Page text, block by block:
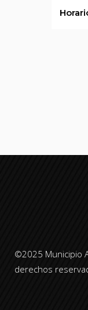
©2025 Municipio
derechos